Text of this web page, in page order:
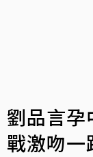
劉品言
戰激吻一